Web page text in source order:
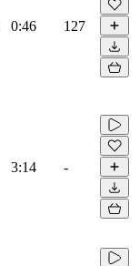
0:46 127
3:14 -